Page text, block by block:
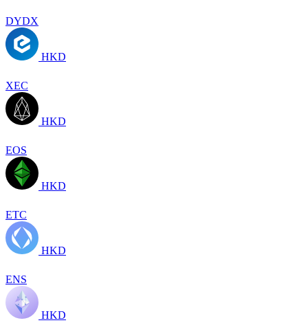
DYDX
HKD
XEC
HKD
EOS
HKD
ETC
HKD
ENS
HKD